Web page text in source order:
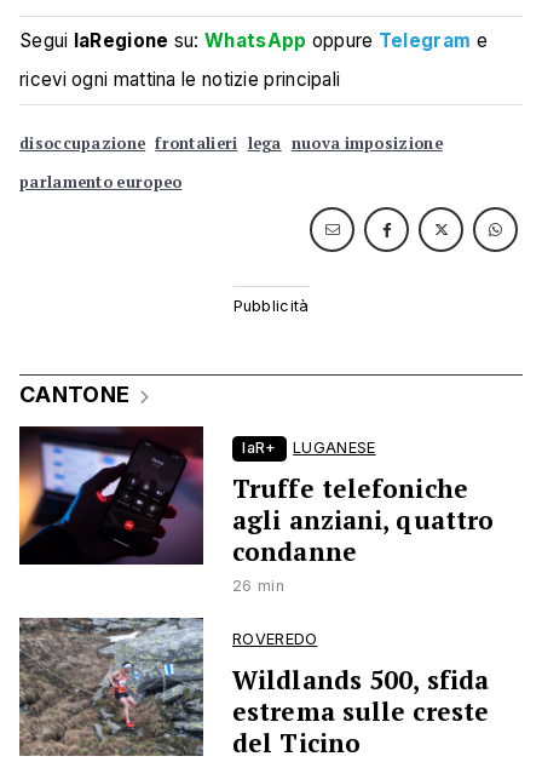
Segui laRegione su:WhatsApp oppure Telegram e
ricevi ogni mattina le notizie principali
disoccupazione frontalieri lega nuova imposizione
parlamento europeo
CANTONE
laR+ LUGANESE
Truffe telefoniche
agli anziani, quattro
condanne
26 min
ROVEREDO
Wildlands 500, sfida
estrema sulle creste
del Ticino